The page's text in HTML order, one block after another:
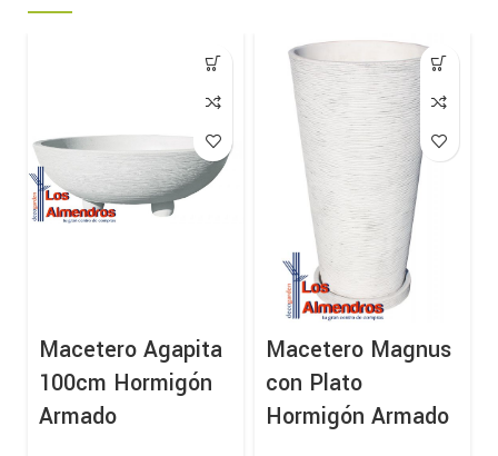
Macetero Agapita
100cm Hormigón
Armado
Macetero Magnus
con Plato
Hormigón Armado